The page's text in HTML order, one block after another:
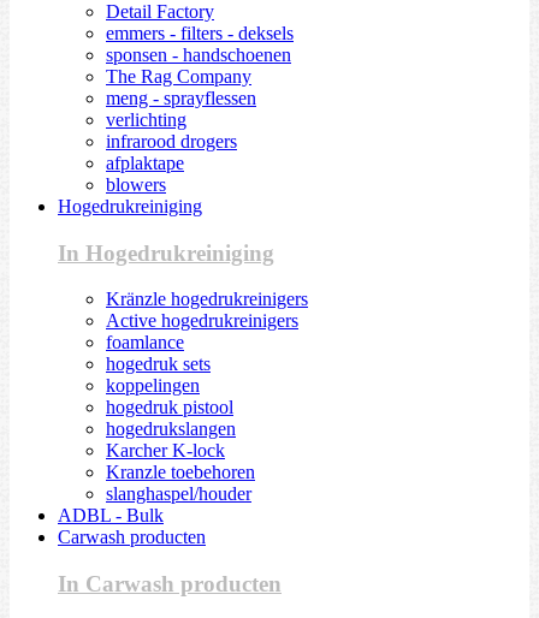
Detail Factory
emmers - filters - deksels
sponsen - handschoenen
The Rag Company
meng - sprayflessen
verlichting
infrarood drogers
afplaktape
blowers
Hogedrukreiniging
In Hogedrukreiniging
Kränzle hogedrukreinigers
Active hogedrukreinigers
foamlance
hogedruk sets
koppelingen
hogedruk pistool
hogedrukslangen
Karcher K-lock
Kranzle toebehoren
slanghaspel/houder
ADBL - Bulk
Carwash producten
In Carwash producten